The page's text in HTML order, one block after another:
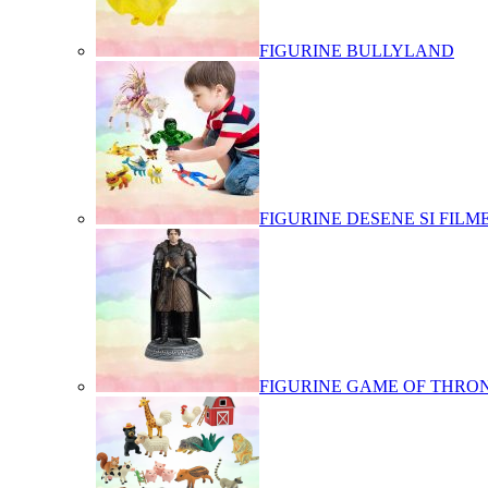
FIGURINE BULLYLAND
FIGURINE DESENE SI
FIGURINE GAME OF